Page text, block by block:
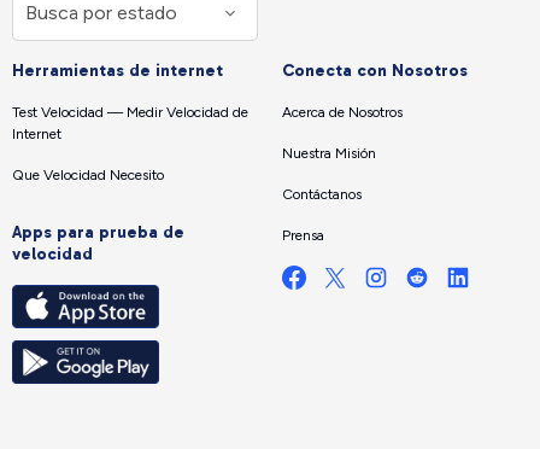
Herramientas de internet
Test Velocidad — Medir Velocidad de
Internet
Que Velocidad Necesito
Apps para prueba de
velocidad
Conecta con Nosotros
Acerca de Nosotros
Nuestra Misión
Contáctanos
Prensa